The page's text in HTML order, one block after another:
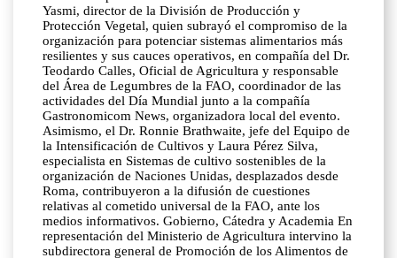
Yasmi, director de la División de Producción y
Protección Vegetal, quien subrayó el compromiso de la
organización para potenciar sistemas alimentarios más
resilientes y sus cauces operativos, en compañía del Dr.
Teodardo Calles, Oficial de Agricultura y responsable
del Área de Legumbres de la FAO, coordinador de las
actividades del Día Mundial junto a la compañía
Gastronomicom News, organizadora local del evento.
Asimismo, el Dr. Ronnie Brathwaite, jefe del Equipo de
la Intensificación de Cultivos y Laura Pérez Silva,
especialista en Sistemas de cultivo sostenibles de la
organización de Naciones Unidas, desplazados desde
Roma, contribuyeron a la difusión de cuestiones
relativas al cometido universal de la FAO, ante los
medios informativos. Gobierno, Cátedra y Academia En
representación del Ministerio de Agricultura intervino la
subdirectora general de Promoción de los Alimentos de